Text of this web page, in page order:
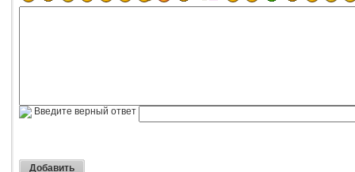
Введите верный ответ